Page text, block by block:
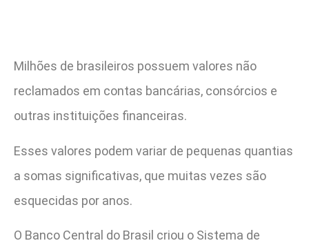
Milhões de brasileiros possuem valores não
reclamados em contas bancárias, consórcios e
outras instituições financeiras.
Esses valores podem variar de pequenas quantias
a somas significativas, que muitas vezes são
esquecidas por anos.
O Banco Central do Brasil criou o Sistema de